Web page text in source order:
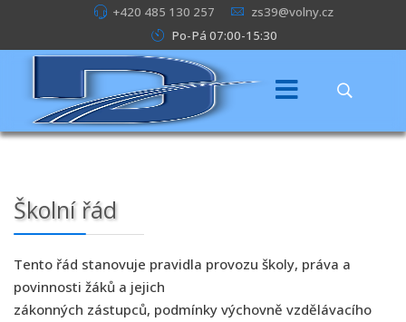
+420 485 130 257
zs39@volny.cz
Po-Pá 07:00-15:30
Školní řád
Tento řád stanovuje pravidla provozu školy, práva a
povinnosti žáků a jejich
zákonných zástupců, podmínky výchovně vzdělávacího